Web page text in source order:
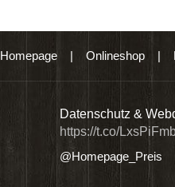
Homepage| Onlineshop|
Datenschutz &
https://t.co/
@Homepage_Preis